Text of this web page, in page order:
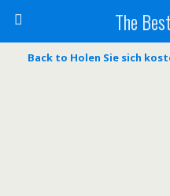
The
Back to Holen Sie sich